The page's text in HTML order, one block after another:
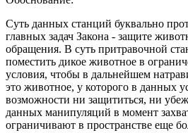
Суть данных станций буквально
главных задач Закона - защите
обращения. В суть притравочной
поместить дикое животное в
условия, чтобы в дальнейшем
это животное, у которого в данных
возможности ни защититься, ни
данных манипуляций в момент
ограничивают в пространстве еще